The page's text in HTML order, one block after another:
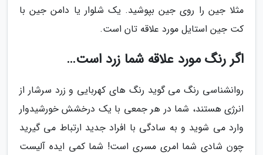
مثلا جین را روی جین بپوشید. یک شلوار یا دامن جین با
کت جین استایل مورد علاقه تان است.
اگر رنگ مورد علاقه شما زرد است…
روانشناسی رنگ می گوید رنگ های کهربایی و زرد سرشار از
انرژی هستند، شما در هر جمعی با یک درخشش خورشیدوار
وارد می شوید و به سادگی با افراد جدید ارتباط می گیرید
چون شادی شما امری مسری است! شما کمی ایده آلیست